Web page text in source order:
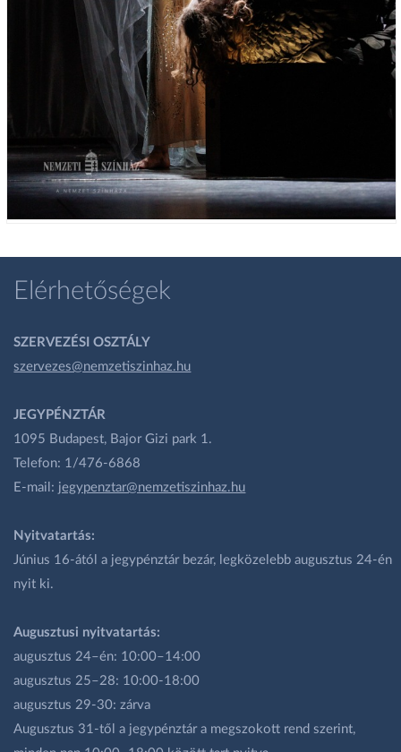
Elérhetőségek
SZERVEZÉSI OSZTÁLY
szervezes@nemzetiszinhaz.hu
JEGYPÉNZTÁR
1095 Budapest, Bajor Gizi park 1.
Telefon: 1/476-6868
E-mail: jegypenztar@nemzetiszinhaz.hu
Nyitvatartás:
Június 16-ától a jegypénztár bezár, legközelebb augusztus 24-én
nyit ki.
Augusztusi nyitvatartás:
augusztus 24–én: 10:00–14:00
augusztus 25–28: 10:00-18:00
augusztus 29-30: zárva
Augusztus 31-től a jegypénztár a megszokott rend szerint,